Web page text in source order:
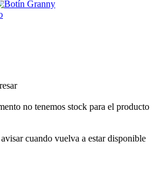
no tenemos stock para el producto
cuando vuelva a estar disponible